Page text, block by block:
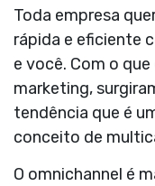
Toda empresa
rápida e eficiente
e você. Com o
marketing,
tendência que é
conceito de
O omnichannel é